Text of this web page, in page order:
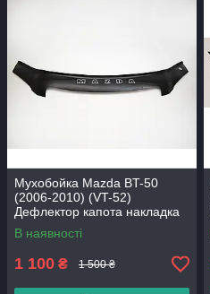
Мухобойка Mazda BT-50
(2006-2010) (VT-52)
Дефлектор капота накладка
В наявності
1 100 ₴ 1 500 ₴